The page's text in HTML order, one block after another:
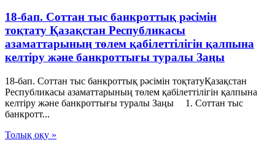
18-бап. Соттан тыс банкроттық рәсімін
тоқтату Қазақстан Республикасы
азаматтарының төлем қабілеттілігін қалпына
келтіру және банкроттығы туралы Заңы
18-бап. Соттан тыс банкроттық рәсімін тоқтатуҚазақстан
Республикасы азаматтарының төлем қабілеттілігін қалпына
келтіру және банкроттығы туралы Заңы 1. Соттан тыс
банкротт...
Толық оқу »